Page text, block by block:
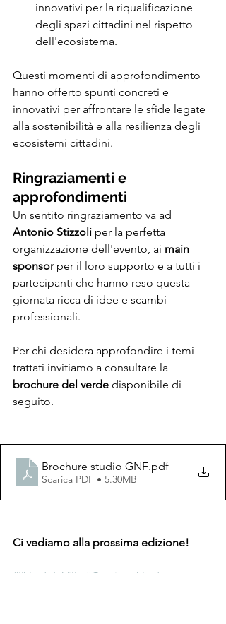
innovativi per la riqualificazione
degli spazi cittadini nel rispetto
dell'ecosistema.
Questi momenti di approfondimento
hanno offerto spunti concreti e
innovativi per affrontare le sfide legate
alla sostenibilità e alla resilienza degli
ecosistemi cittadini.
Ringraziamenti e
approfondimenti
Un sentito ringraziamento va ad
Antonio Stizzoli per la perfetta
organizzazione dell'evento, ai main
sponsor per il loro supporto e a tutti i
partecipanti che hanno reso questa
giornata ricca di idee e scambi
professionali.
Per chi desidera approfondire i temi
trattati invitiamo a consultare la
brochure del verde disponibile di
seguito.
Brochure studio GNF.pdf
Scarica PDF • 5.30MB
Ci vediamo alla prossima edizione!
#IlVerdeInVilla
#GestioneVerde